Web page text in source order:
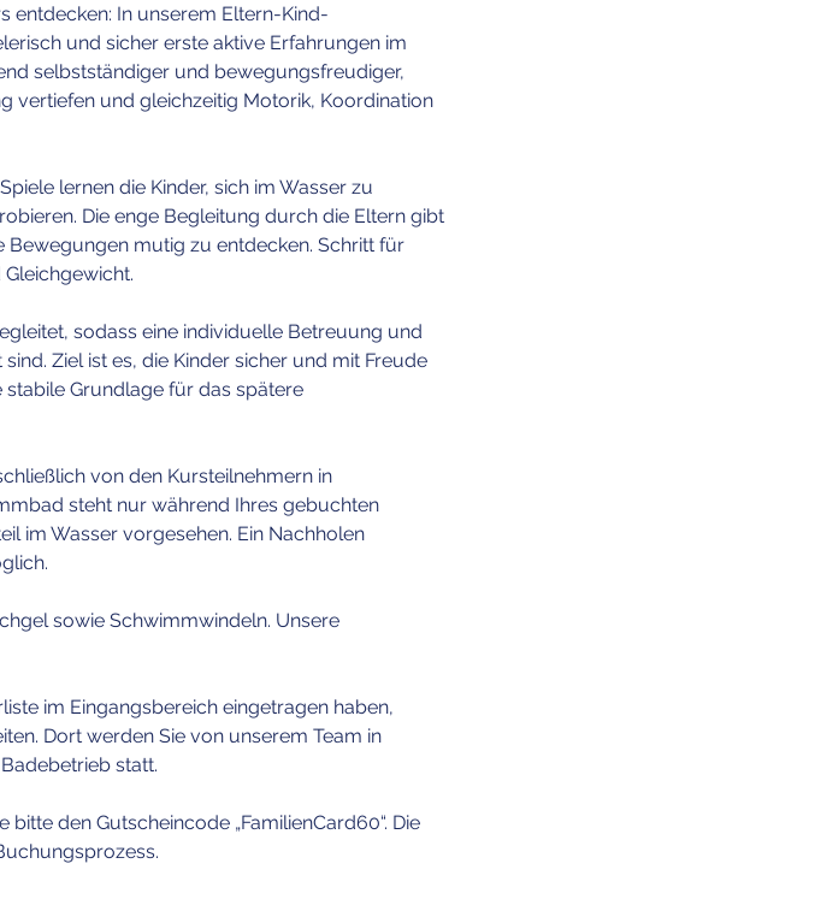
entdecken: In unserem Eltern-Kind-
und sicher erste aktive Erfahrungen im
selbstständiger und bewegungsfreudiger,
vertiefen und gleichzeitig Motorik, Koordination
lernen die Kinder, sich im Wasser zu
Die enge Begleitung durch die Eltern gibt
Bewegungen mutig zu entdecken. Schritt für
sodass eine individuelle Betreuung und
Ziel ist es, die Kinder sicher und mit Freude
Grundlage für das spätere
von den Kursteilnehmern in
steht nur während Ihres gebuchten
im Wasser vorgesehen. Ein Nachholen
sowie Schwimmwindeln. Unsere
im Eingangsbereich eingetragen haben,
Dort werden Sie von unserem Team in
statt.
den Gutscheincode „FamilienCard60“. Die